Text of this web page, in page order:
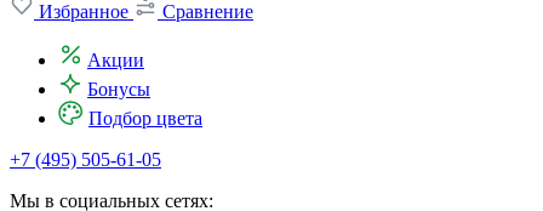
Избранное
Сравнение
Акции
Бонусы
Подбор цвета
+7 (495) 505-61-05
Мы в социальных сетях: